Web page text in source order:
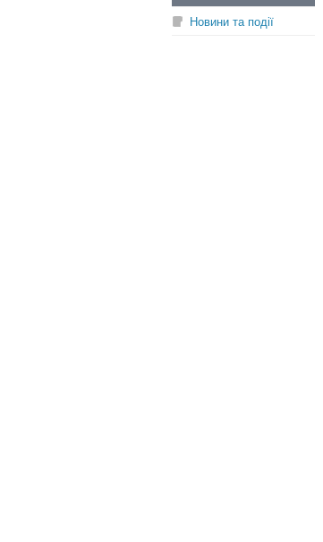
Новини та події